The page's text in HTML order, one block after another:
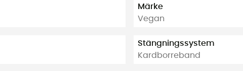
Märke
Vegan
Stängningssystem
Kardborreband